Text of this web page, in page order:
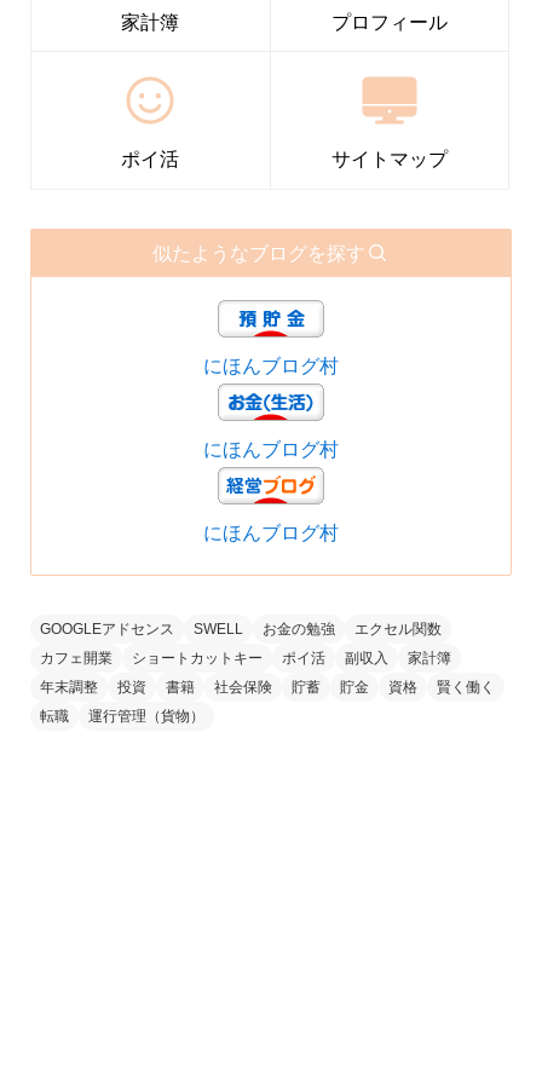
家計簿 プロフィール
ポイ活 サイトマップ
似たようなブログを探す
にほんブログ村
にほんブログ村
にほんブログ村
GOOGLEアドセンス SWELL お金の勉強
エクセル関数
カフェ開業
ショートカットキー ポイ活 副収入
家計簿
年末調整
投資 書籍 社会保険 貯蓄 貯金 資格
賢く働く
転職
運行管理（貨物）